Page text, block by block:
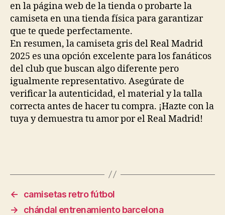
en la página web de la tienda o probarte la
camiseta en una tienda física para garantizar
que te quede perfectamente.
En resumen, la camiseta gris del Real Madrid
2025 es una opción excelente para los fanáticos
del club que buscan algo diferente pero
igualmente representativo. Asegúrate de
verificar la autenticidad, el material y la talla
correcta antes de hacer tu compra. ¡Hazte con la
tuya y demuestra tu amor por el Real Madrid!
←
camisetas retro fútbol
→
chándal entrenamiento barcelona